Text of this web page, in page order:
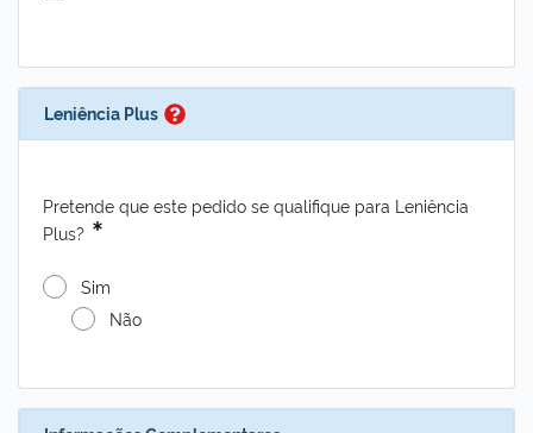
Leniência Plus
Pretende que este pedido se qualifique para Leniência
Plus?
Sim
Não